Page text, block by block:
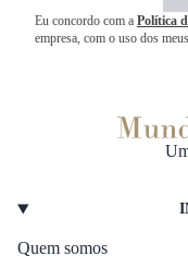
Eu concordo com a Política
empresa, com o uso dos
Quem somos